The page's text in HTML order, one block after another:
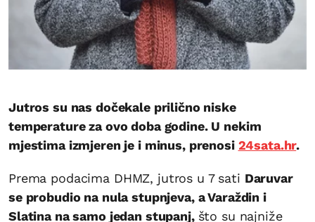
Jutros su nas dočekale prilično niske
temperature za ovo doba godine. U nekim
mjestima izmjeren je i minus, prenosi 24sata.hr.
Prema podacima DHMZ, jutros u 7 sati Daruvar
se probudio na nula stupnjeva, a Varaždin i
Slatina na samo jedan stupanj, što su najniže